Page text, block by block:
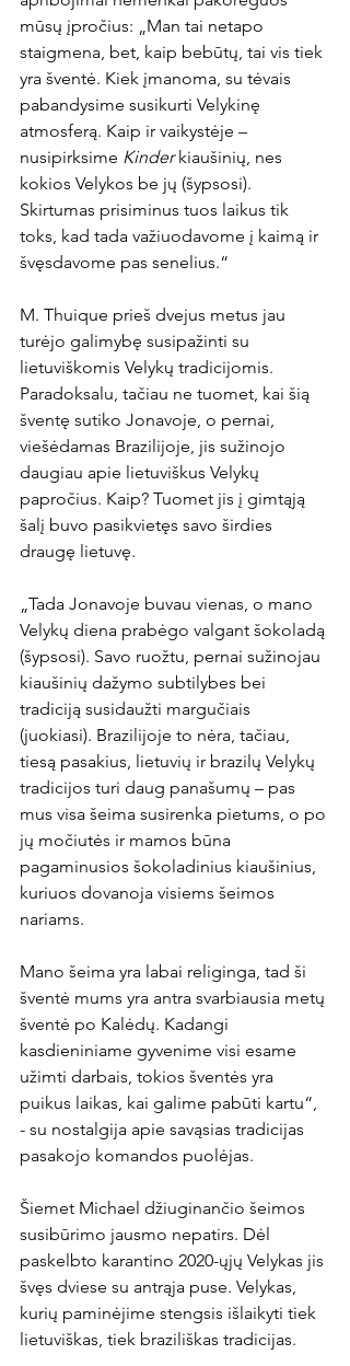
mūsų įpročius: „Man tai netapo
staigmena, bet, kaip bebūtų, tai vis tiek
yra šventė. Kiek įmanoma, su tėvais
pabandysime susikurti Velykinę
atmosferą. Kaip ir vaikystėje –
nusipirksime Kinder kiaušinių, nes
kokios Velykos be jų (šypsosi).
Skirtumas prisiminus tuos laikus tik
toks, kad tada važiuodavome į kaimą ir
švęsdavome pas senelius.“
M. Thuique prieš dvejus metus jau
turėjo galimybę susipažinti su
lietuviškomis Velykų tradicijomis.
Paradoksalu, tačiau ne tuomet, kai šią
šventę sutiko Jonavoje, o pernai,
viešėdamas Brazilijoje, jis sužinojo
daugiau apie lietuviškus Velykų
papročius. Kaip? Tuomet jis į gimtąją
šalį buvo pasikvietęs savo širdies
draugę lietuvę.
„Tada Jonavoje buvau vienas, o mano
Velykų diena prabėgo valgant šokoladą
(šypsosi). Savo ruožtu, pernai sužinojau
kiaušinių dažymo subtilybes bei
tradiciją susidaužti margučiais
(juokiasi). Brazilijoje to nėra, tačiau,
tiesą pasakius, lietuvių ir brazilų Velykų
tradicijos turi daug panašumų – pas
mus visa šeima susirenka pietums, o po
jų močiutės ir mamos būna
pagaminusios šokoladinius kiaušinius,
kuriuos dovanoja visiems šeimos
nariams.
Mano šeima yra labai religinga, tad ši
šventė mums yra antra svarbiausia metų
šventė po Kalėdų. Kadangi
kasdieniniame gyvenime visi esame
užimti darbais, tokios šventės yra
puikus laikas, kai galime pabūti kartu“,
- su nostalgija apie savąsias tradicijas
pasakojo komandos puolėjas.
Šiemet Michael džiuginančio šeimos
susibūrimo jausmo nepatirs. Dėl
paskelbto karantino 2020-ųjų Velykas jis
švęs dviese su antrąja puse. Velykas,
kurių paminėjime stengsis išlaikyti tiek
lietuviškas, tiek braziliškas tradicijas.